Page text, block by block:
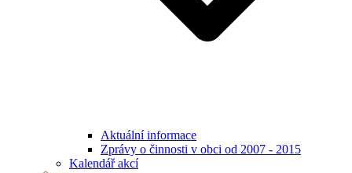
Aktuální informace
Zprávy o činnosti v obci od 2007 - 2015
Kalendář akcí